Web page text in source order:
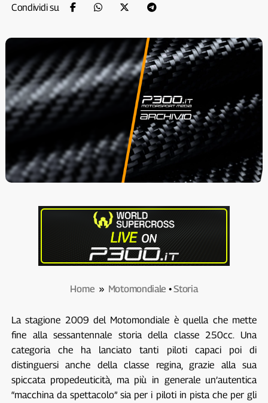
Condividi su
Home » Motomondiale •Storia
La stagione 2009 del Motomondiale è quella che mette
fine alla sessantennale storia della classe 250cc. Una
categoria che ha lanciato tanti piloti capaci poi di
distinguersi anche della classe regina, grazie alla sua
spiccata propedeuticità, ma più in generale un’autentica
“macchina da spettacolo” sia per i piloti in pista che per gli